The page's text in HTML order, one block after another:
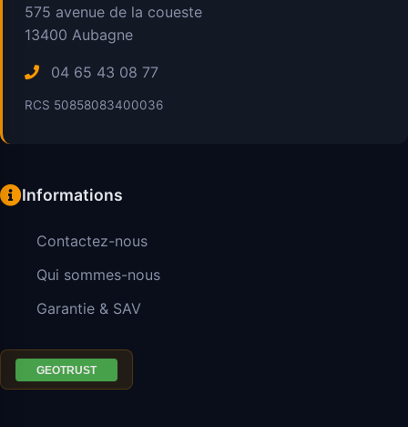
575 avenue de la coueste
13400 Aubagne
04 65 43 08 77
RCS 50858083400036
Informations
Contactez-nous
Qui sommes-nous
Garantie & SAV